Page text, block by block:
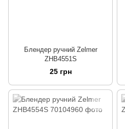
Блендер ручний Zelmer
ZHB4551S
25 грн